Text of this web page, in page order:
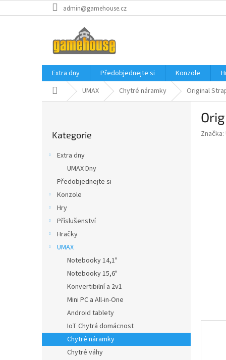
na
admin@gamehouse.cz
Extra dny Předobjednejte si Konzole
Domů UMAX Chytré náramky Original
kategorie
Kategorie
Extra dny
UMAX Dny
Předobjednejte si
Konzole
Hry
Příslušenství
Hračky
UMAX
Notebooky 14,1"
Notebooky 15,6"
Konvertibilní a 2v1
Mini PC a All-in-One
Android tablety
IoT Chytrá domácnost
Chytré náramky
Chytré váhy
Značka: